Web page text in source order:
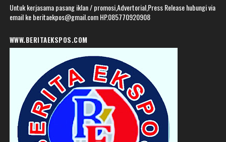
Untuk kerjasama pasang iklan / promosi,Advertorial,Press Release hubungi via
email ke beritaekpos@gmail.com HP.085770920908
WWW.BERITAEKSPOS.COM